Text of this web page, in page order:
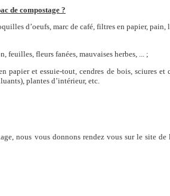
de compostage ?
d’oeufs, marc de café, filtres en papier, pain,
feuilles, fleurs fanées, mauvaises herbes, ... ;
papier et essuie-tout, cendres de bois, sciures
plantes d’intérieur, etc.
nous vous donnons rendez vous sur le site